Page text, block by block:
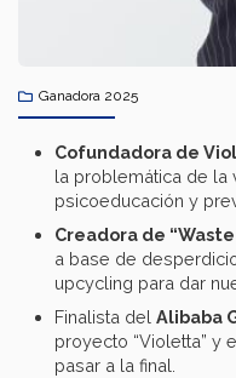
Ganadora 2025
Cofundadora de
la problemática de la
psicoeducación y
Creadora de
a base de
upcycling para dar
Finalista del Alibaba
proyecto “Violetta” y
pasar a la final.​